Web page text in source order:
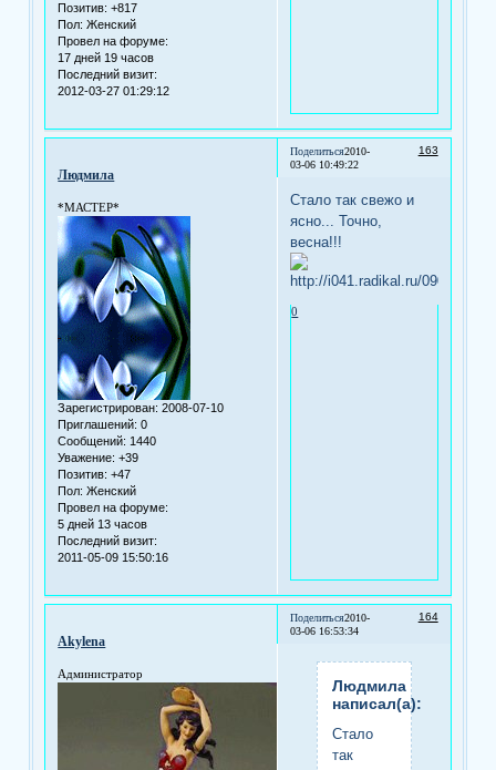
Позитив: +817
Пол: Женский
Провел на форуме:
17 дней 19 часов
Последний визит:
2012-03-27 01:29:12
Поделиться 163
2010-
03-06 10:49:22
Людмила
*МАСТЕР*
Зарегистрирован: 2008-07-10
Приглашений: 0
Сообщений: 1440
Уважение: +39
Позитив: +47
Пол: Женский
Провел на форуме:
5 дней 13 часов
Последний визит:
2011-05-09 15:50:16
Стало так свежо и
ясно... Точно,
весна!!!
0
Поделиться 164
2010-
03-06 16:53:34
Akylena
Администратор
Людмила
написал(а):
Стало
так